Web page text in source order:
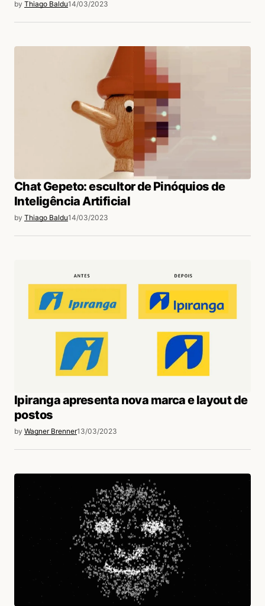
by Thiago Baldu14/03/2023
Chat Gepeto: escultor de Pinóquios de
Inteligência Artificial
by Thiago Baldu14/03/2023
Ipiranga apresenta nova marca e layout de
postos
by Wagner Brenner13/03/2023